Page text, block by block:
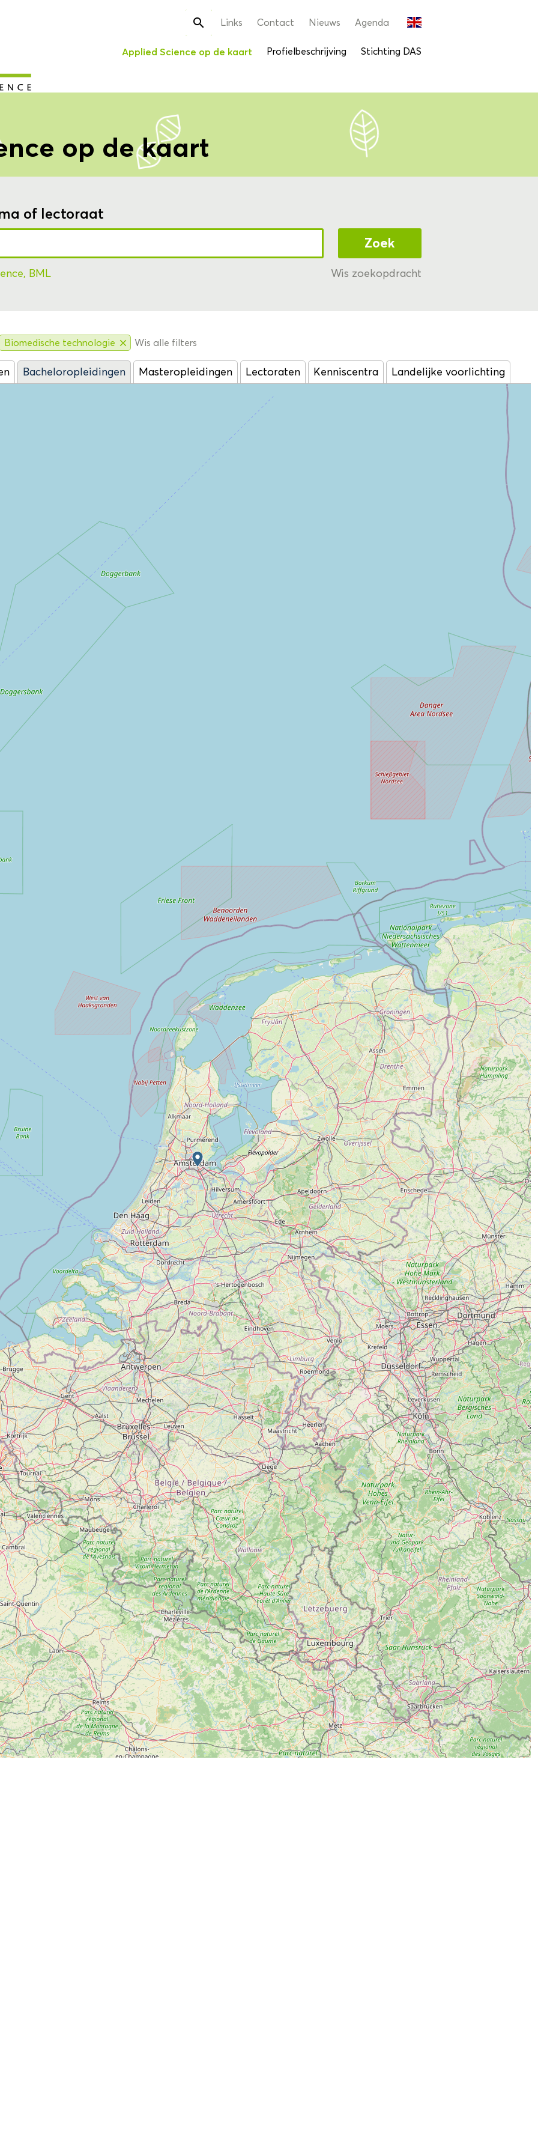
Zoek
naar:
 Links Contact Nieuws Agenda
Applied Science op de kaart Profielbeschrijving Stichting DAS
op de kaart
of lectoraat
Zoek
Wis zoekopdracht
BML
Biomedische technologie close Wis alle filters
Bacheloropleidingen Masteropleidingen Lectoraten Kenniscentra Landelijke voorlichting